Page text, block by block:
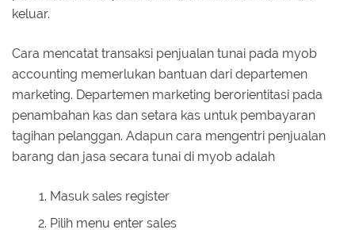
keluar.
Cara mencatat transaksi penjualan tunai pada myob
accounting memerlukan bantuan dari departemen
marketing. Departemen marketing berorientitasi pada
penambahan kas dan setara kas untuk pembayaran
tagihan pelanggan. Adapun cara mengentri penjualan
barang dan jasa secara tunai di myob adalah
Masuk sales register
Pilih menu enter sales